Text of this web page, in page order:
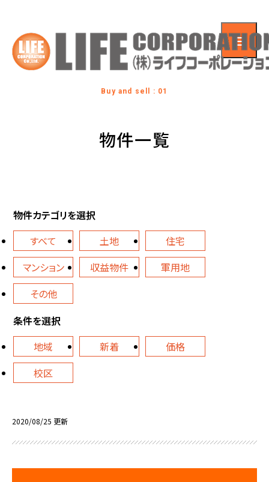
Buy and sell : 01
物件一覧
物件カテゴリを選択
すべて
土地
住宅
マンション
収益物件
軍用地
その他
条件を選択
地域
新着
価格
校区
2020/08/25 更新